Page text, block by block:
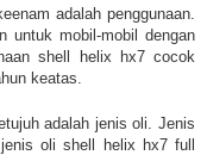
adalah penggunaan.
untuk mobil-mobil dengan
shell helix hx7 cocok
keatas.
adalah jenis oli. Jenis
oli shell helix hx7 full